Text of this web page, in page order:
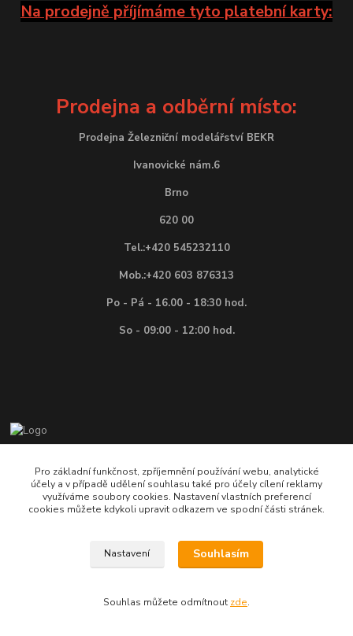
Na prodejně příjímáme tyto platební karty:
Prodejna a odběrní místo:
Prodejna Železniční modelářství BEKR
Ivanovické nám.6
Brno
620 00
Tel.:+420 545232110
Mob.:+420 603 876313
Po - Pá - 16.00 - 18:30 hod.
So - 09:00 - 12:00 hod.
+420 603 876 313 , +420 545 232 110
Pro základní funkčnost, zpříjemnění používání webu, analytické
účely a v případě udělení souhlasu také pro účely cílení reklamy
využíváme soubory cookies. Nastavení vlastních preferencí
cookies můžete kdykoli upravit odkazem ve spodní části stránek.
Nastavení Souhlasím
Souhlas můžete odmítnout zde.